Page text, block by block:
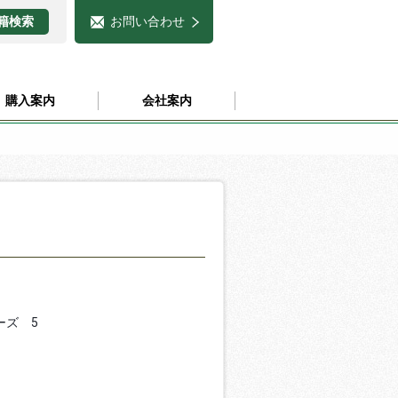
お問い合わせ
購入案内 会社案内
ズ 5